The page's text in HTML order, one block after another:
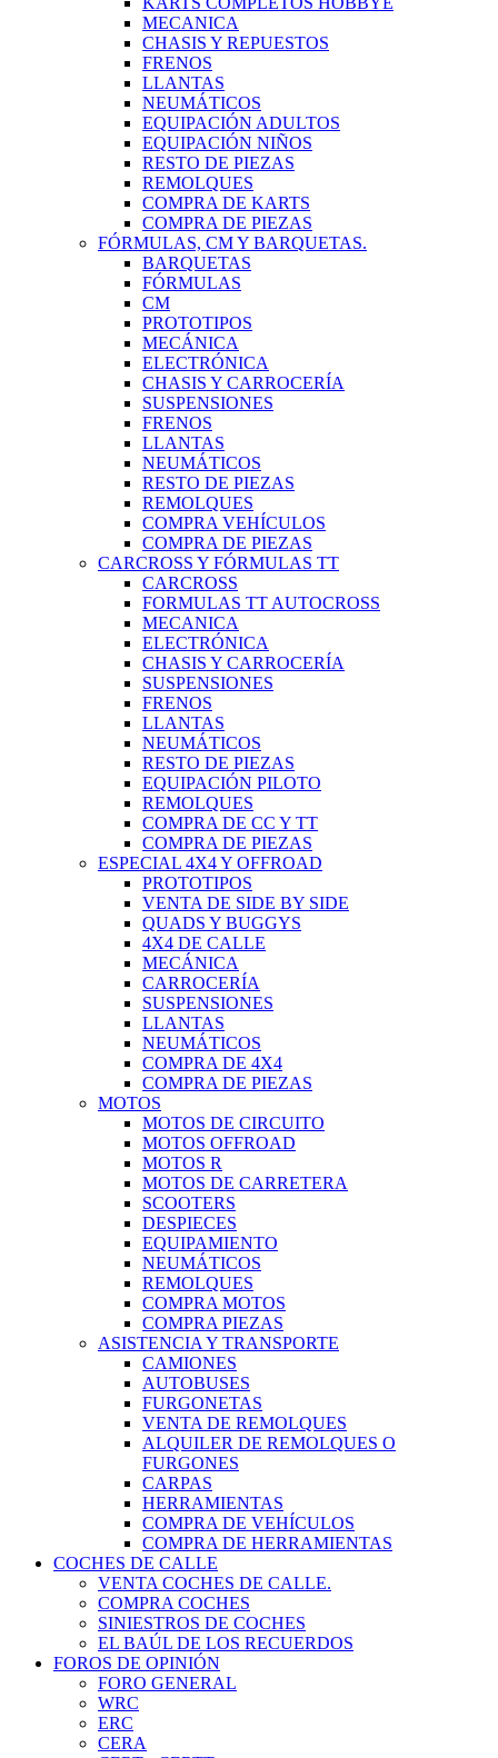
MECANICA
CHASIS Y REPUESTOS
FRENOS
LLANTAS
NEUMÁTICOS
EQUIPACIÓN ADULTOS
EQUIPACIÓN NIÑOS
RESTO DE PIEZAS
REMOLQUES
COMPRA DE KARTS
COMPRA DE PIEZAS
FÓRMULAS, CM Y BARQUETAS.
BARQUETAS
FÓRMULAS
CM
PROTOTIPOS
MECÁNICA
ELECTRÓNICA
CHASIS Y CARROCERÍA
SUSPENSIONES
FRENOS
LLANTAS
NEUMÁTICOS
RESTO DE PIEZAS
REMOLQUES
COMPRA VEHÍCULOS
COMPRA DE PIEZAS
CARCROSS Y FÓRMULAS TT
CARCROSS
FORMULAS TT AUTOCROSS
MECANICA
ELECTRÓNICA
CHASIS Y CARROCERÍA
SUSPENSIONES
FRENOS
LLANTAS
NEUMÁTICOS
RESTO DE PIEZAS
EQUIPACIÓN PILOTO
REMOLQUES
COMPRA DE CC Y TT
COMPRA DE PIEZAS
ESPECIAL 4X4 Y OFFROAD
PROTOTIPOS
VENTA DE SIDE BY SIDE
QUADS Y BUGGYS
4X4 DE CALLE
MECÁNICA
CARROCERÍA
SUSPENSIONES
LLANTAS
NEUMÁTICOS
COMPRA DE 4X4
COMPRA DE PIEZAS
MOTOS
MOTOS DE CIRCUITO
MOTOS OFFROAD
MOTOS R
MOTOS DE CARRETERA
SCOOTERS
DESPIECES
EQUIPAMIENTO
NEUMÁTICOS
REMOLQUES
COMPRA MOTOS
COMPRA PIEZAS
ASISTENCIA Y TRANSPORTE
CAMIONES
AUTOBUSES
FURGONETAS
VENTA DE REMOLQUES
ALQUILER DE REMOLQUES O
FURGONES
CARPAS
HERRAMIENTAS
COMPRA DE VEHÍCULOS
COMPRA DE HERRAMIENTAS
COCHES DE CALLE
VENTA COCHES DE CALLE.
COMPRA COCHES
SINIESTROS DE COCHES
EL BAÚL DE LOS RECUERDOS
FOROS DE OPINIÓN
FORO GENERAL
WRC
ERC
CERA